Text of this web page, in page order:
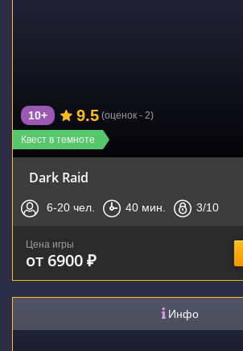
Квест в темноте
10+ 9.5 (оценок - 2)
Dark Raid
6-20 чел. 40 мин. 3/10
Цена игры
от 6900 ₽
Инфо